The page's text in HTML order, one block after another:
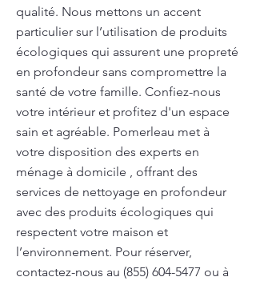
qualité. Nous mettons un accent
particulier sur l’utilisation de produits
écologiques qui assurent une propreté
en profondeur sans compromettre la
santé de votre famille. Confiez-nous
votre intérieur et profitez d'un espace
sain et agréable. Pomerleau met à
votre disposition des experts en
ménage à domicile , offrant des
services de nettoyage en profondeur
avec des produits écologiques qui
respectent votre maison et
l’environnement. Pour réserver,
contactez-nous au (855) 604-5477 ou à